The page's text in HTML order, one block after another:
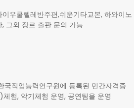
우쿨렐레반주편,쉬운기타교본, 하와이노
그외 장르 출판 문의 가능
국직업능력연구원에 등록된 민간자격증
험, 악기체험 운영, 공연팀을 운영